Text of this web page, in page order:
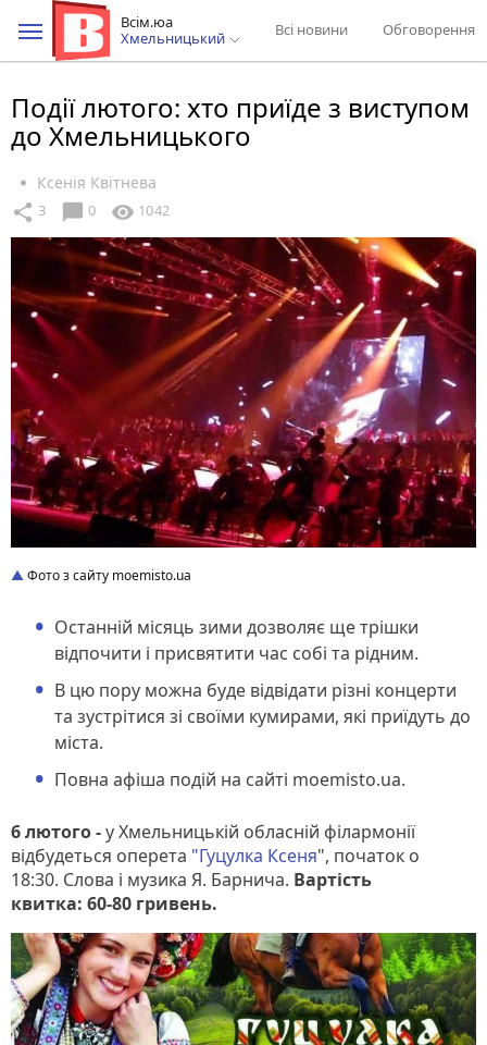
Всім.юа
Хмельницький
Всі новини Обговорення
Події лютого: хто приїде з виступом
до Хмельницького
Ксенія Квітнева
share 3 chat_bubble 0 visibility 1042
Фото з сайту moemisto.ua
Останній місяць зими дозволяє ще трішки
відпочити і присвятити час собі та рідним.
В цю пору можна буде відвідати різні концерти
та зустрітися зі своїми кумирами, які приїдуть до
міста.
Повна афіша подій на сайті moemisto.ua.
6 лютого -у Хмельницькій обласній філармонії
відбудеться оперета "Гуцулка Ксеня", початок о
18:30. Слова і музика Я. Барнича. Вартість
квитка: 60-80 гривень.